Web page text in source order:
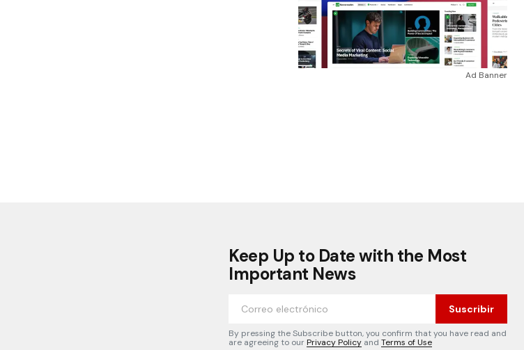
Ad Banner
Keep Up to Date with the Most
Important News
Suscribir
By pressing the Subscribe button, you confirm that you have read and
are agreeing to ourPrivacy Policy and Terms of Use